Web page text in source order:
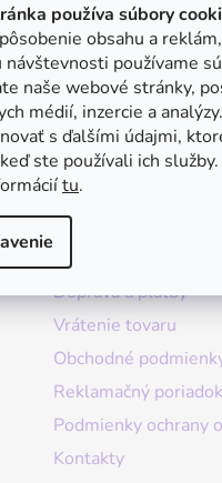
používa súbory
obsahu a
návštevnosti používame
naše webové stránky,
médií, inzercie a
s ďalšími údajmi,
ste používali ich služby.
tu.
Doprava a platby
Vrátenie tovaru
Obchodné
Reklamačný poriadok
Podmienky ochrany
Kontakty